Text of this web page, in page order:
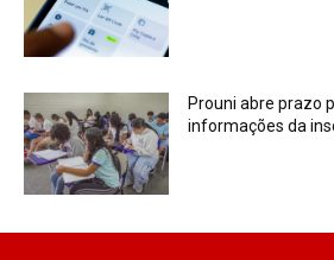
Prouni abre prazo
informações da